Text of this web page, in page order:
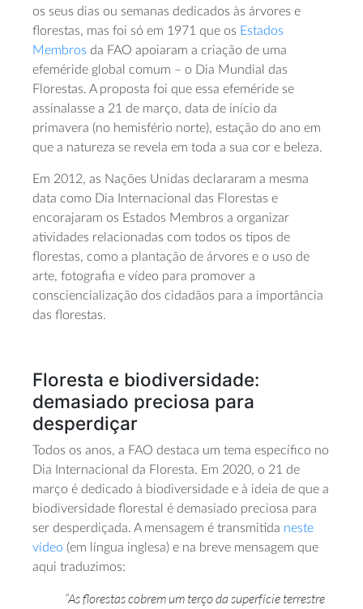
os seus dias ou semanas dedicados às árvores e
florestas, mas foi só em 1971 que os Estados
Membros da FAO apoiaram a criação de uma
efeméride global comum – o Dia Mundial das
Florestas. A proposta foi que essa efeméride se
assinalasse a 21 de março, data de início da
primavera (no hemisfério norte), estação do ano em
que a natureza se revela em toda a sua cor e beleza.
Em 2012, as Nações Unidas declararam a mesma
data como Dia Internacional das Florestas e
encorajaram os Estados Membros a organizar
atividades relacionadas com todos os tipos de
florestas, como a plantação de árvores e o uso de
arte, fotografia e vídeo para promover a
consciencialização dos cidadãos para a importância
das florestas.
Floresta e biodiversidade:
demasiado preciosa para
desperdiçar
Todos os anos, a FAO destaca um tema específico no
Dia Internacional da Floresta. Em 2020, o 21 de
março é dedicado à biodiversidade e à ideia de que a
biodiversidade florestal é demasiado preciosa para
ser desperdiçada. A mensagem é transmitida neste
vídeo (em língua inglesa) e na breve mensagem que
aqui traduzimos:
“As florestas cobrem um terço da superfície terrestre